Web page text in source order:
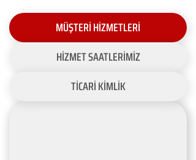
MÜŞTERİ HİZMETLERİ
HİZMET SAATLERİMİZ
TİCARİ KİMLİK